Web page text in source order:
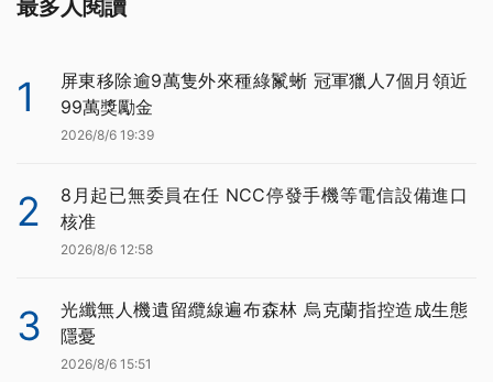
最多人閱讀
1
屏東移除逾9萬隻外來種綠鬣蜥 冠軍獵人7個月領近
99萬獎勵金
2026/8/6 19:39
2
8月起已無委員在任 NCC停發手機等電信設備進口
核准
2026/8/6 12:58
3
光纖無人機遺留纜線遍布森林 烏克蘭指控造成生態
隱憂
2026/8/6 15:51